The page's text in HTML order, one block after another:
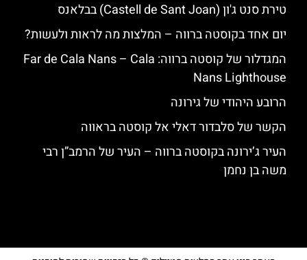
טירת סנט ג'ון (Castell de Sant Joan) בבלאנס
יום אחד בקוסטה ברווה – המלצות מה לראות ולעשות?
המגדלור של קוסטה ברווה: ‪‪Far de Cala Nans – Cala
Nans Lighthouse‬‬
הרובע היהודי של גירונה
הקשר של סלבדור דאלי אל קוסטה בראווה
העיר ג’ירונה בקוסטה ברווה – העיר של הרמב”ן רבי
משה בן נחמן